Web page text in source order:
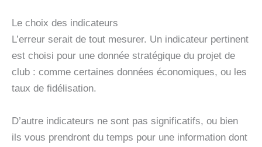
Le choix des indicateurs
L’erreur serait de tout mesurer. Un indicateur pertinent
est choisi pour une donnée stratégique du projet de
club : comme certaines données économiques, ou les
taux de fidélisation.
D’autre indicateurs ne sont pas significatifs, ou bien
ils vous prendront du temps pour une information dont